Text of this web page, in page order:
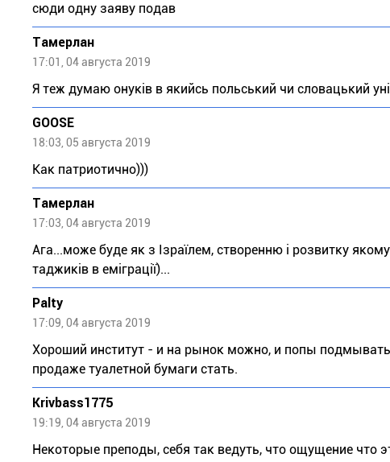
сюди одну заяву подав
Тaмeрлан
17:01, 04 августа 2019
Я теж думаю онуків в якийсь польський чи словацький
GOOSE
18:03, 05 августа 2019
Как патриотично)))
Тaмeрлан
17:03, 04 августа 2019
Ага...може буде як з Ізраїлем, створенню і розвитку
таджиків в еміграції)...
Palty
17:09, 04 августа 2019
Хороший институт - и на рынок можно, и попы
продаже туалетной бумаги стать.
Krivbass1775
19:19, 04 августа 2019
Некоторые преподы, себя так ведуть, что ощущение что